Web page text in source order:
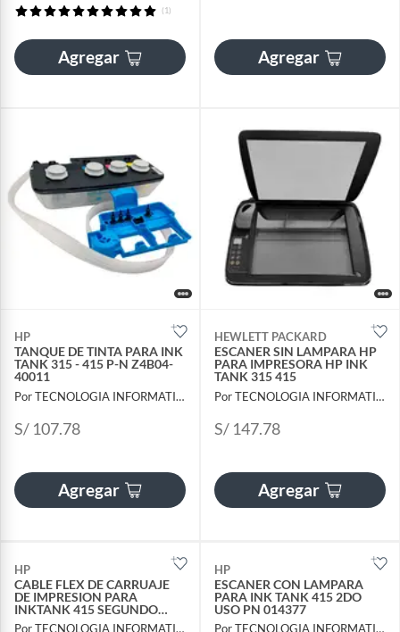
(1)
Agregar Agregar
HP
TANQUE DE TINTA PARA INK
TANK 315 - 415 P-N Z4B04-
40011
Por TECNOLOGIA INFORMATICA Y CONSULTORIA
S/ 107.78
Agregar
HEWLETT PACKARD
ESCANER SIN LAMPARA HP
PARA IMPRESORA HP INK
TANK 315 415
Por TECNOLOGIA INFORMATICA Y CONSULTORIA
S/ 147.78
Agregar
HP
CABLE FLEX DE CARRUAJE
DE IMPRESION PARA
INKTANK 415 SEGUNDO
USO
Por TECNOLOGIA INFORMATICA Y CONSULTORIA
HP
ESCANER CON LAMPARA
PARA INK TANK 415 2DO
USO PN 014377
Por TECNOLOGIA INFORMATICA Y CONSULTORIA